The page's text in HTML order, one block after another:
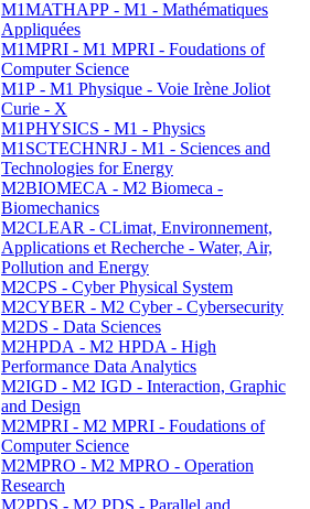
M1MATHAPP - M1 - Mathématiques
Appliquées
M1MPRI - M1 MPRI - Foudations of
Computer Science
M1P - M1 Physique - Voie Irène Joliot
Curie - X
M1PHYSICS - M1 - Physics
M1SCTECHNRJ - M1 - Sciences and
Technologies for Energy
M2BIOMECA - M2 Biomeca -
Biomechanics
M2CLEAR - CLimat, Environnement,
Applications et Recherche - Water, Air,
Pollution and Energy
M2CPS - Cyber Physical System
M2CYBER - M2 Cyber - Cybersecurity
M2DS - Data Sciences
M2HPDA - M2 HPDA - High
Performance Data Analytics
M2IGD - M2 IGD - Interaction, Graphic
and Design
M2MPRI - M2 MPRI - Foudations of
Computer Science
M2MPRO - M2 MPRO - Operation
Research
M2PDS - M2 PDS - Parallel and